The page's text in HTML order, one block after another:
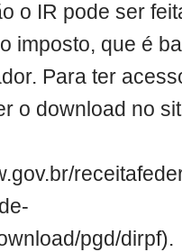
o IR pode ser
imposto, que é
Para ter
o download no
pgd/dirpf).